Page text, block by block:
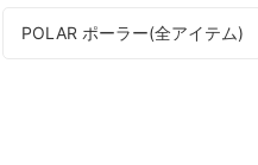
POLAR ポーラー(全アイテム)